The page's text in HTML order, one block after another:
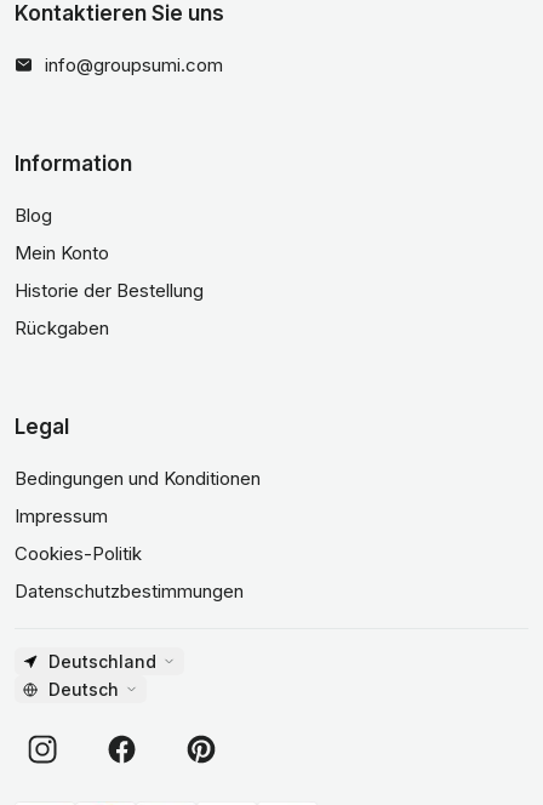
Kontaktieren Sie uns
info@groupsumi.com
Information
Blog
Mein Konto
Historie der Bestellung
Rückgaben
Legal
Bedingungen und Konditionen
Impressum
Cookies-Politik
Datenschutzbestimmungen
Deutschland
Deutsch